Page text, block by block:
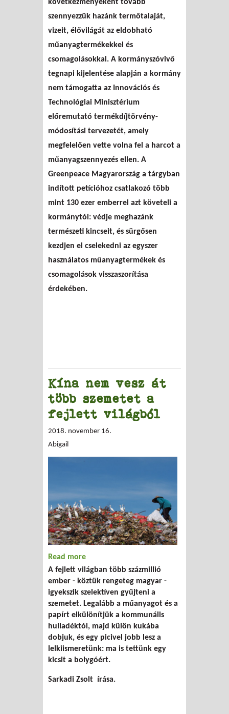
következményeként tovább
szennyezzük hazánk termőtalaját,
vizeit, élővilágát az eldobható
műanyagtermékekkel és
csomagolásokkal. A kormányszóvivő
tegnapi kijelentése alapján a kormány
nem támogatta az Innovációs és
Technológiai Minisztérium
előremutató termékdíjtörvény-
módosítási tervezetét, amely
megfelelően vette volna fel a harcot a
műanyagszennyezés ellen. A
Greenpeace Magyarország a tárgyban
indított petícióhoz csatlakozó több
mint 130 ezer emberrel azt követeli a
kormánytól: védje meghazánk
természeti kincseit, és sürgősen
kezdjen el cselekedni az egyszer
használatos műanyagtermékek és
csomagolások visszaszorítása
érdekében.
Kína nem vesz át
több szemetet a
fejlett világból
2018. november 16.
Abigail
Read more
fejlett világból
A fejlett világban több százmillió
ember - köztük rengeteg magyar -
igyekszik szelektíven gyűjteni a
szemetet. Legalább a műanyagot és a
papírt elkülönítjük a kommunális
hulladéktól, majd külön kukába
dobjuk, és egy picivel jobb lesz a
lelkiismeretünk: ma is tettünk egy
kicsit a bolygóért.
Sarkadi Zsolt írása.